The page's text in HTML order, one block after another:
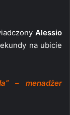
Alessio
na ubicie
– menadżer